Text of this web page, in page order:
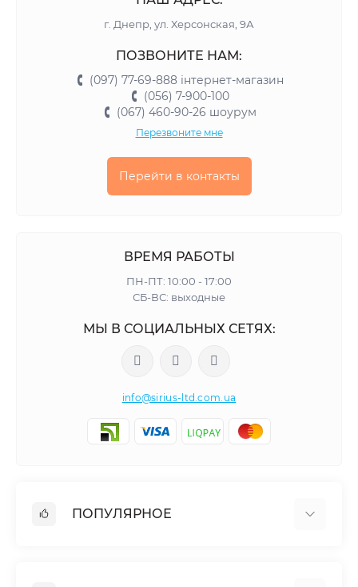
г. Днепр, ул. Херсонская, 9А
ПОЗВОНИТЕ НАМ:
(097) 77-69-888 інтернет-магазин
(056) 7-900-100
(067) 460-90-26 шоурум
Перезвоните мне
Перейти в контакты
ВРЕМЯ РАБОТЫ
ПН-ПТ: 10:00 - 17:00
СБ-ВС: выходные
МЫ В СОЦИАЛЬНЫХ СЕТЯХ:
info@sirius-ltd.com.ua
ПОПУЛЯРНОЕ